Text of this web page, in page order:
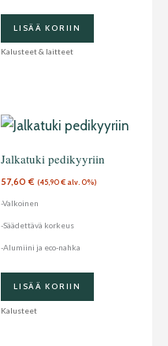
LISÄÄ KORIIN
Kalusteet & laitteet
Jalkatuki pedikyyriin
57,60€ (45,90€ alv. 0%)
-Valkoinen
-Säädettävä korkeus
-Alumiini ja eco-nahka
LISÄÄ KORIIN
Kalusteet